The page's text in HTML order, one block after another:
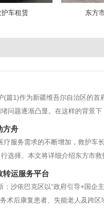
车租赁 东方
篇1)作为新疆维吾尔自治区的
问题逐渐凸显。在这样的背景
需的救助服务。东方市出租救
方舟
服务需求的不断增加，救护车
选择。本文将详细介绍东方市
疗技术的进步和人们健康意识
转运服务平台
沙依巴克区以“政府引导+国企
术后康复患者、失能老人及跨